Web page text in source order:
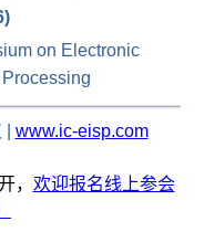
on Electronic
www.ic-eisp.com
， 欢迎报名线上参会